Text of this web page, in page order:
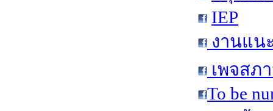
IEP
งานแน
เพจสภ
To be